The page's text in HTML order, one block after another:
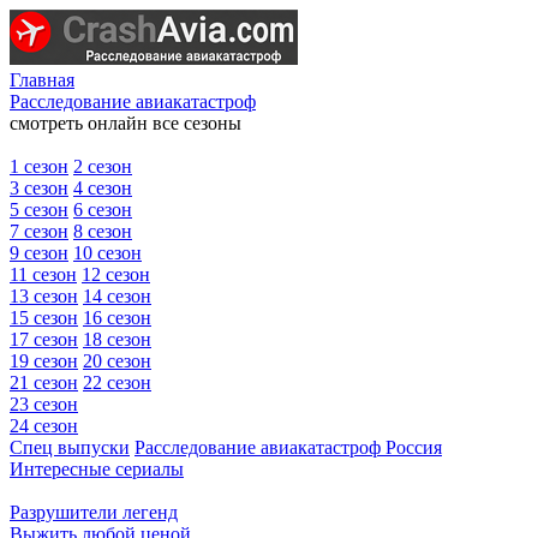
Главная
Расследование авиакатастроф
смотреть онлайн все сезоны
1 сезон 2 сезон
3 сезон 4 сезон
5 сезон 6 сезон
7 сезон 8 сезон
9 сезон 10 сезон
11 сезон 12 сезон
13 сезон 14 сезон
15 сезон 16 сезон
17 сезон 18 сезон
19 сезон 20 сезон
21 сезон 22 сезон
23 сезон
24 сезон
Спец выпуски Расследование авиакатастроф Россия
Интересные сериалы
Разрушители легенд
Выжить любой ценой